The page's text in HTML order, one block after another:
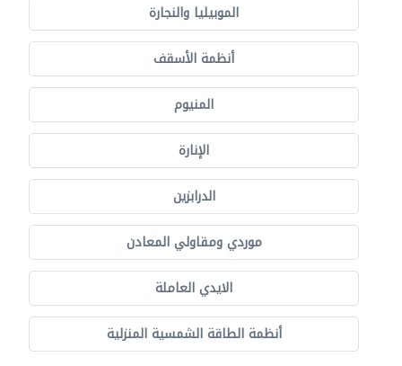
الموبيليا والنجارة
أنظمة الأسقف
المنيوم
الإنارة
الدرابزين
موردي ومقاولي المعادن
الايدي العاملة
أنظمة الطاقة الشمسية المنزلية